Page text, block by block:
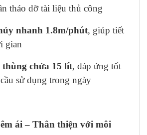
tháo dỡ tài liệu thủ công
nhanh 1.8m/phút, giúp tiết
gian
thùng chứa 15 lít, đáp ứng tốt
sử dụng trong ngày
ái – Thân thiện với môi